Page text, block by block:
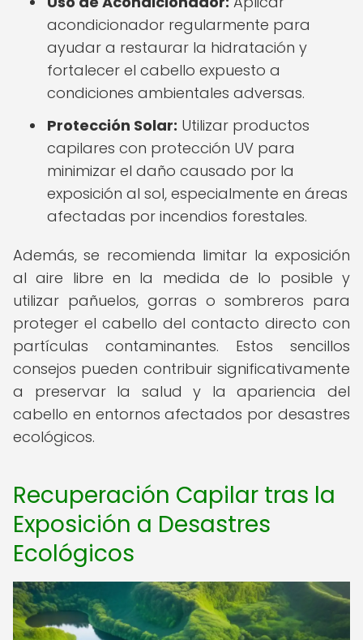
acondicionador regularmente para
ayudar a restaurar la hidratación y
fortalecer el cabello expuesto a
condiciones ambientales adversas.
Protección Solar: Utilizar productos
capilares con protección UV para
minimizar el daño causado por la
exposición al sol, especialmente en áreas
afectadas por incendios forestales.
Además, se recomienda limitar la exposición
al aire libre en la medida de lo posible y
utilizar pañuelos, gorras o sombreros para
proteger el cabello del contacto directo con
partículas contaminantes. Estos sencillos
consejos pueden contribuir significativamente
a preservar la salud y la apariencia del
cabello en entornos afectados por desastres
ecológicos.
Recuperación Capilar tras la
Exposición a Desastres
Ecológicos